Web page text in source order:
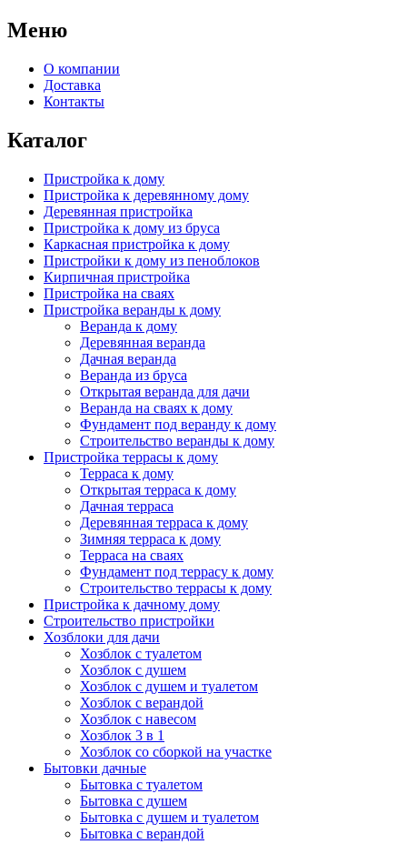
Меню
О компании
Доставка
Контакты
Каталог
Пристройка к дому
Пристройка к деревянному дому
Деревянная пристройка
Пристройка к дому из бруса
Каркасная пристройка к дому
Пристройки к дому из пеноблоков
Кирпичная пристройка
Пристройка на сваях
Пристройка веранды к дому
Веранда к дому
Деревянная веранда
Дачная веранда
Веранда из бруса
Открытая веранда для дачи
Веранда на сваях к дому
Фундамент под веранду к дому
Строительство веранды к дому
Пристройка террасы к дому
Терраса к дому
Открытая терраса к дому
Дачная терраса
Деревянная терраса к дому
Зимняя терраса к дому
Терраса на сваях
Фундамент под террасу к дому
Строительство террасы к дому
Пристройка к дачному дому
Строительство пристройки
Хозблоки для дачи
Хозблок с туалетом
Хозблок с душем
Хозблок с душем и туалетом
Хозблок с верандой
Хозблок с навесом
Хозблок 3 в 1
Хозблок со сборкой на участке
Бытовки дачные
Бытовка с туалетом
Бытовка с душем
Бытовка с душем и туалетом
Бытовка с верандой